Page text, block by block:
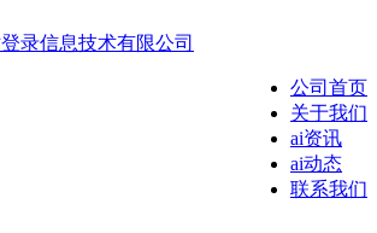
公司首页
关于我们
ai资讯
ai动态
联系我们